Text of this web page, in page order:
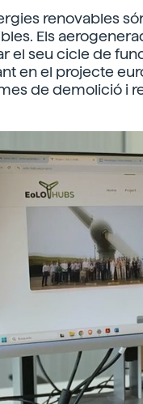
renovables
Els
el seu cicle de
en el projecte
de demolició i